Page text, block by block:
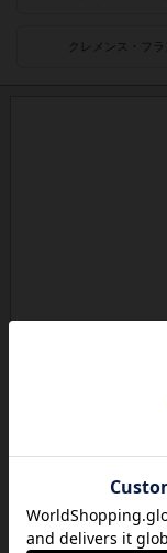
クレメンス・フラ